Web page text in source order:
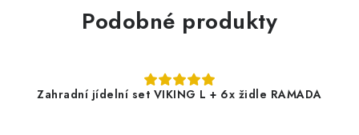
Podobné produkty
Zahradní jídelní set VIKING L + 6x židle RAMADA